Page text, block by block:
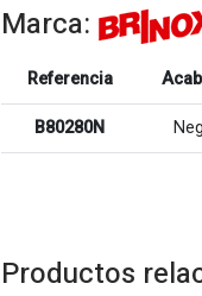
Marca:
Referencia
B80280N
Productos